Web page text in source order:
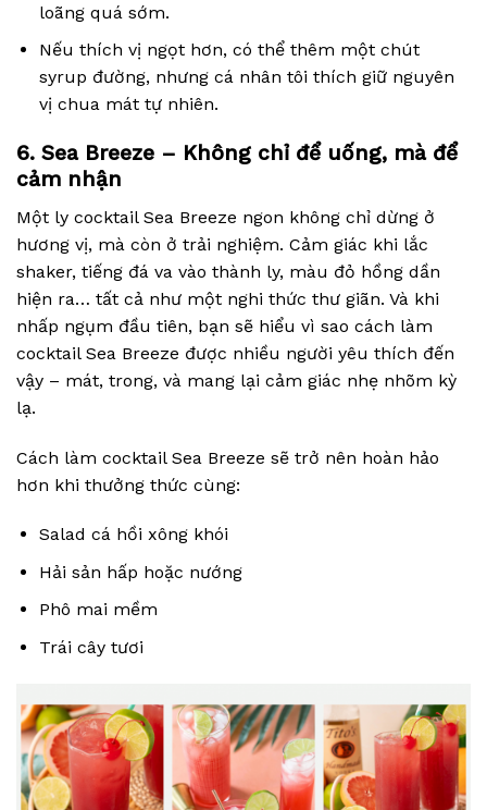
loãng quá sớm.
Nếu thích vị ngọt hơn, có thể thêm một chút
syrup đường, nhưng cá nhân tôi thích giữ nguyên
vị chua mát tự nhiên.
6. Sea Breeze – Không chỉ để uống, mà để
cảm nhận
Một ly cocktail Sea Breeze ngon không chỉ dừng ở
hương vị, mà còn ở trải nghiệm. Cảm giác khi lắc
shaker, tiếng đá va vào thành ly, màu đỏ hồng dần
hiện ra… tất cả như một nghi thức thư giãn. Và khi
nhấp ngụm đầu tiên, bạn sẽ hiểu vì sao cách làm
cocktail Sea Breeze được nhiều người yêu thích đến
vậy – mát, trong, và mang lại cảm giác nhẹ nhõm kỳ
lạ.
Cách làm cocktail Sea Breeze sẽ trở nên hoàn hảo
hơn khi thưởng thức cùng:
Salad cá hồi xông khói
Hải sản hấp hoặc nướng
Phô mai mềm
Trái cây tươi